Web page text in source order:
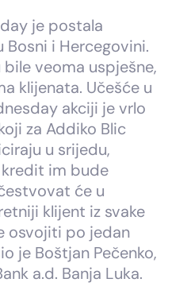
je postala
i Hercegovini.
veoma uspješne,
klijenata. Učešće u
akciji je vrlo
za Addiko Blic
u srijedu,
kredit im bude
će u
klijent iz svake
osvojiti po jedan
je Boštjan Pečenko,
a.d. Banja Luka.